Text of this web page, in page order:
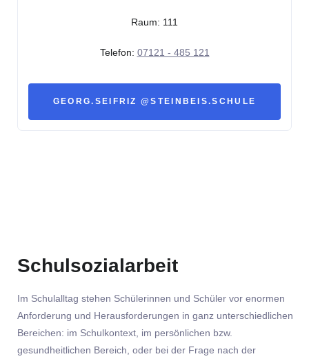
Raum: 111
Telefon: 07121 - 485 121
GEORG.SEIFRIZ @STEINBEIS.SCHULE
Schulsozialarbeit
Im Schulalltag stehen Schülerinnen und Schüler vor enormen
Anforderung und Herausforderungen in ganz unterschiedlichen
Bereichen: im Schulkontext, im persönlichen bzw.
gesundheitlichen Bereich, oder bei der Frage nach der